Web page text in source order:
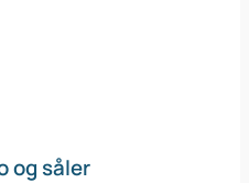
og såler